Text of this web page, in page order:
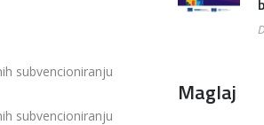
subvencioniranju
subvencioniranju
Maglaj